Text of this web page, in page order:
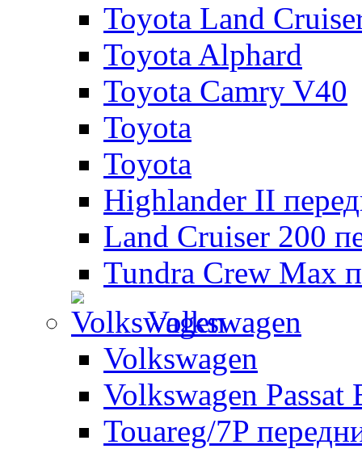
Toyota Land
Toyota Alphard
Toyota Camry V40
Toyota
Toyota
Highlander II
Land Cruiser 200
Tundra Crew Max
Volkswagen
Volkswagen
Volkswagen Passat
Touareg/7P